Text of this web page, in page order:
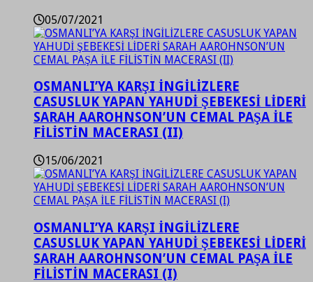
05/07/2021
OSMANLI’YA KARŞI İNGİLİZLERE
CASUSLUK YAPAN YAHUDİ ŞEBEKESİ LİDERİ
SARAH AAROHNSON’UN CEMAL PAŞA İLE
FİLİSTİN MACERASI (II)
15/06/2021
OSMANLI’YA KARŞI İNGİLİZLERE
CASUSLUK YAPAN YAHUDİ ŞEBEKESİ LİDERİ
SARAH AAROHNSON’UN CEMAL PAŞA İLE
FİLİSTİN MACERASI (I)